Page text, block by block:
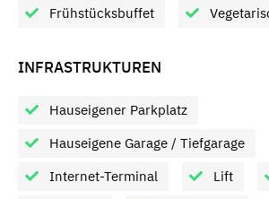
Frühstücksbuffet
INFRASTRUKTUREN
Hauseigener Parkplatz
Hauseigene Garage / Tiefgarage
Internet-Terminal
Lift